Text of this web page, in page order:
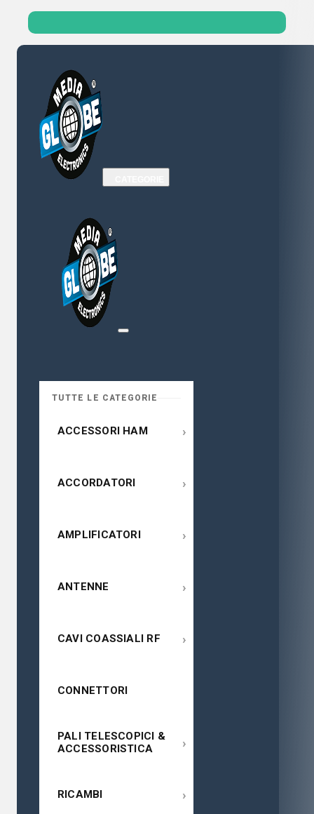
TUTTE LE CATEGORIE
ACCESSORI HAM ›
ACCORDATORI ›
AMPLIFICATORI ›
ANTENNE ›
CAVI COASSIALI RF ›
CONNETTORI
PALI TELESCOPICI &
ACCESSORISTICA
›
RICAMBI ›